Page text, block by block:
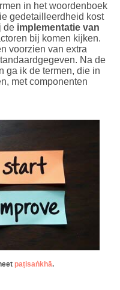
in het woordenboek
gedetailleerdheid kost
de implementatie van
bij komen kijken.
voorzien van extra
Na de
ga ik de termen, die in
met componenten
paṭisaṅkhā.